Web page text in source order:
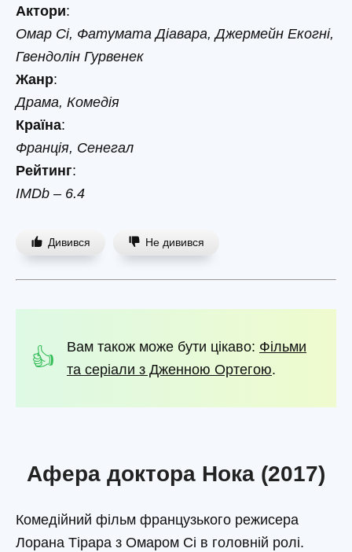
Актори:
Омар Сі, Фатумата Діавара, Джермейн Екогні,
Гвендолін Гурвенек
Жанр:
Драма, Комедія
Країна:
Франція, Сенегал
Рейтинг:
IMDb – 6.4
Дивився Не дивився
Вам також може бути цікаво: Фільми
та серіали з Дженною Ортегою.
Афера доктора Нока (2017)
Комедійний фільм французького режисера
Лорана Тірара з Омаром Сі в головній ролі.